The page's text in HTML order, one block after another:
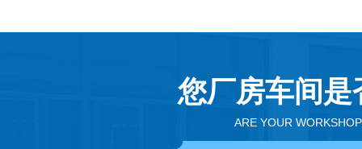
您厂房车间
ARE YOUR